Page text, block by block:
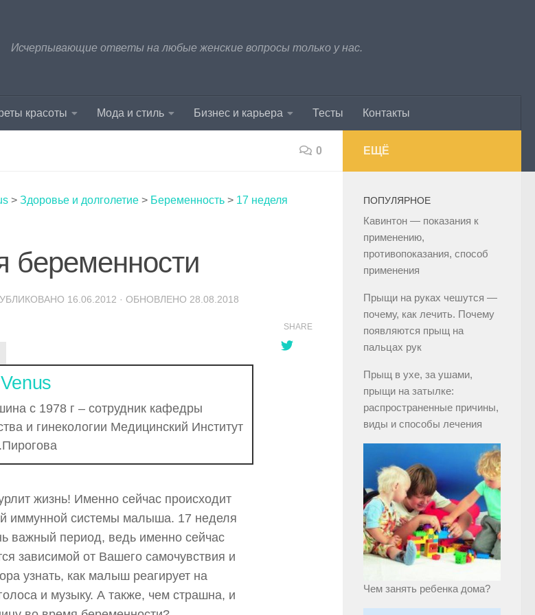
Исчерпывающие ответы на любые женские вопросы только у нас.
красоты Мода и стиль Бизнес и карьера Тесты Контакты
0
> Здоровье и долголетие > Беременность > 17 неделя
беременности
16.06.2012 · ОБНОВЛЕНО 28.08.2018
с 1978 г – сотрудник кафедры
и гинекологии Медицинский Институт
жизнь! Именно сейчас происходит
иммунной системы малыша. 17 неделя
важный период, ведь именно сейчас
зависимой от Вашего самочувствия и
узнать, как малыш реагирует на
и музыку. А также, чем страшна, и
SHARE
ЕЩЁ
ПОПУЛЯРНОЕ
Кавинтон — показания к
применению,
противопоказания, способ
применения
Прыщи на руках чешутся —
почему, как лечить. Почему
появляются прыщ на
пальцах рук
Прыщ в ухе, за ушами,
прыщи на затылке:
распространенные причины,
виды и способы лечения
Чем занять ребенка дома?